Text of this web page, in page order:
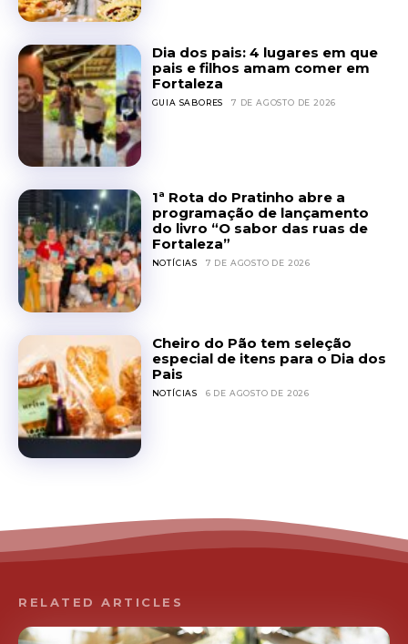
Dia dos pais: 4 lugares em que
pais e filhos amam comer em
Fortaleza
GUIA SABORES 7 DE AGOSTO DE 2026
1ª Rota do Pratinho abre a
programação de lançamento
do livro “O sabor das ruas de
Fortaleza”
NOTÍCIAS 7 DE AGOSTO DE 2026
Cheiro do Pão tem seleção
especial de itens para o Dia dos
Pais
NOTÍCIAS 6 DE AGOSTO DE 2026
RELATED ARTICLES